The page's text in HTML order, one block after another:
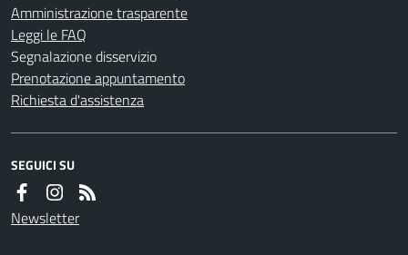
Amministrazione trasparente
Leggi le FAQ
Segnalazione disservizio
Prenotazione appuntamento
Richiesta d'assistenza
SEGUICI SU
Newsletter